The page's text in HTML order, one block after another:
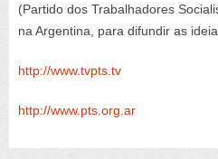
(Partido dos Trabalhadores
na Argentina, para difundir as
http://www.tvpts.tv
http://www.pts.org.ar